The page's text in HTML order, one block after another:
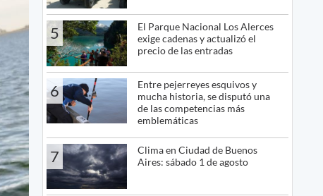
5
El Parque Nacional Los Alerces
exige cadenas y actualizó el
precio de las entradas
6
Entre pejerreyes esquivos y
mucha historia, se disputó una
de las competencias más
emblemáticas
7
Clima en Ciudad de Buenos
Aires: sábado 1 de agosto